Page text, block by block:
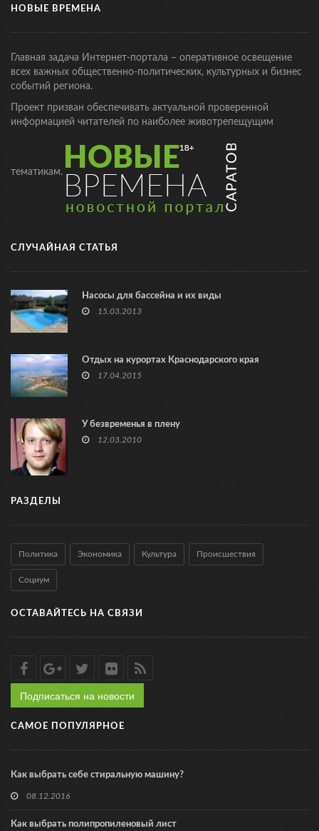
НОВЫЕ ВРЕМЕНА
Главная задача Интернет-портала – оперативное освещение
всех важных общественно-политических, культурных и бизнес
событий региона.
Проект призван обеспечивать актуальной проверенной
информацией читателей по наиболее животрепещущим
тематикам.
СЛУЧАЙНАЯ СТАТЬЯ
Насосы для бассейна и их виды
15.03.2013
Отдых на курортах Краснодарского края
17.04.2015
У безвременья в плену
12.03.2010
РАЗДЕЛЫ
Политика Экономика Культура Происшествия
Социум
ОСТАВАЙТЕСЬ НА СВЯЗИ
Подписаться на новости
САМОЕ ПОПУЛЯРНОЕ
Как выбрать себе стиральную машину?
08.12.2016
Как выбрать полипропиленовый лист